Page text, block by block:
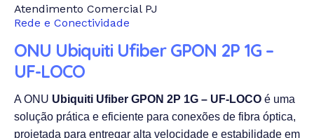
Atendimento Comercial PJ
Rede e Conectividade
ONU Ubiquiti Ufiber GPON 2P 1G –
UF-LOCO
A ONU Ubiquiti Ufiber GPON 2P 1G – UF-LOCO é uma
solução prática e eficiente para conexões de fibra óptica,
projetada para entregar alta velocidade e estabilidade em
1G
-
UF-
LOCO
quantidade